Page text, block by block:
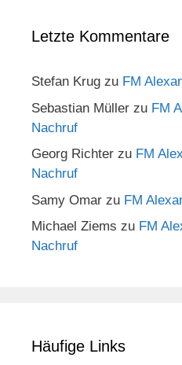
Letzte Kommentare
Stefan Krug zu FM
Sebastian Müller zu FM
Nachruf
Georg Richter zu FM
Nachruf
Samy Omar zu FM
Michael Ziems zu FM
Nachruf
Häufige Links